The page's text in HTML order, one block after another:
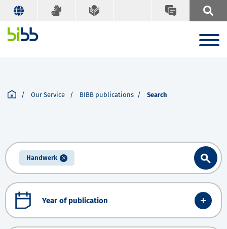
Our Service BIBB publications Search
Handwerk
Year of publication